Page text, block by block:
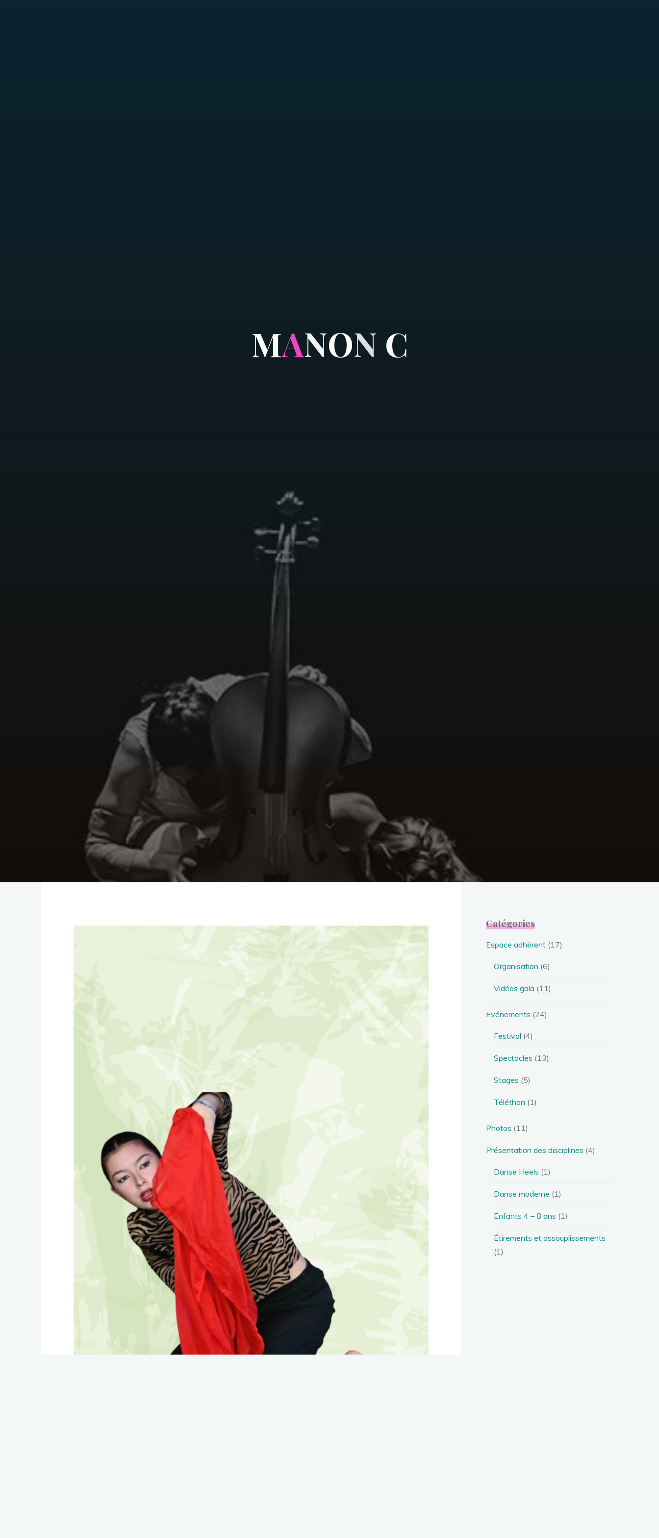
MANON C
Catégories
Espace adhérent (17)
Organisation (6)
Vidéos gala (11)
Evénements (24)
Festival (4)
Spectacles (13)
Stages (5)
Téléthon (1)
Photos (11)
Présentation des disciplines (4)
Danse Heels (1)
Danse moderne (1)
Enfants 4 – 8 ans (1)
Étirements et assouplissements
(1)